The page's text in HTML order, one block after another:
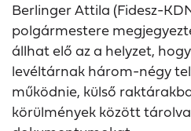
Berlinger Attila (Fidesz-
polgármestere
állhat elő az a helyzet,
levéltárnak három-négy
működnie, külső
körülmények között